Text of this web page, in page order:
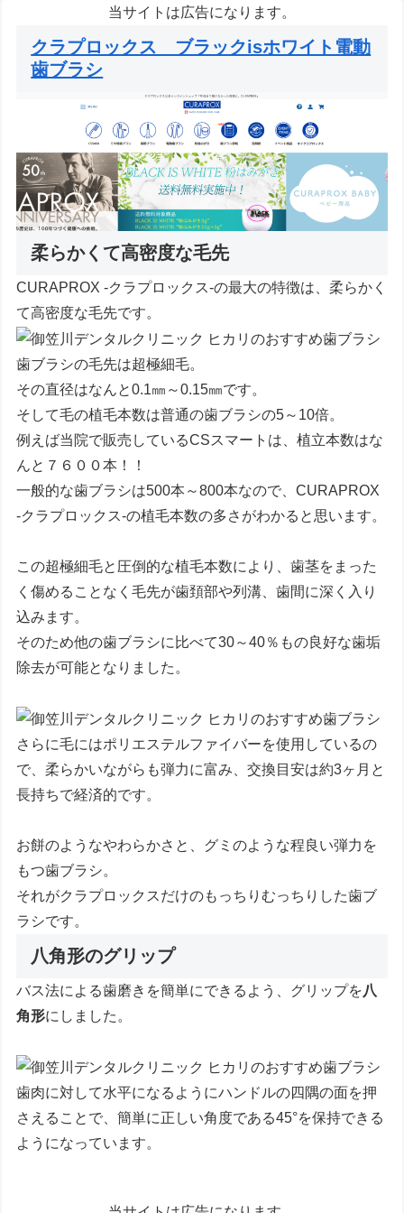
当サイトは広告になります。
クラプロックス ブラックisホワイト電動
歯ブラシ
柔らかくて高密度な毛先
CURAPROX -クラプロックス-の最大の特徴は、柔らかく
て高密度な毛先です。
歯ブラシの毛先は超極細毛。
その直径はなんと0.1㎜～0.15㎜です。
そして毛の植毛本数は普通の歯ブラシの5～10倍。
例えば当院で販売しているCSスマートは、植立本数はな
んと ７６００本 ！！
一般的な歯ブラシは500本～800本なので、CURAPROX
-クラプロックス-の植毛本数の多さがわかると思います。
この超極細毛と圧倒的な植毛本数により、歯茎をまった
く傷めることなく毛先が歯頚部や列溝、歯間に深く入り
込みます。
そのため他の歯ブラシに比べて30～40％もの良好な歯垢
除去が可能となりました。
さらに毛にはポリエステルファイバーを使用しているの
で、柔らかいながらも弾力に富み、交換目安は約3ヶ月と
長持ちで経済的です。
お餅のようなやわらかさと、グミのような程良い弾力を
もつ歯ブラシ。
それがクラプロックスだけのもっちりむっちりした歯ブ
ラシです。
八角形のグリップ
バス法による歯磨きを簡単にできるよう、グリップを八
角形にしました。
歯肉に対して水平になるようにハンドルの四隅の面を押
さえることで、簡単に正しい角度である45°を保持できる
ようになっています。